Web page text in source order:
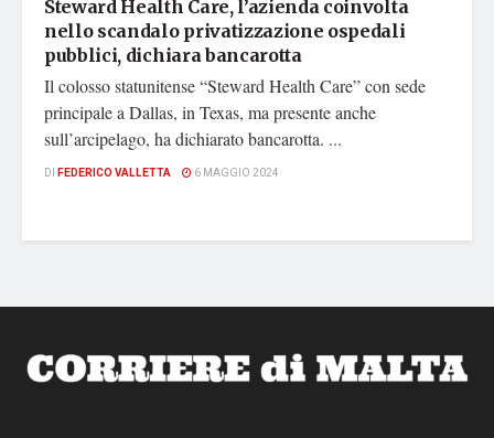
Steward Health Care, l’azienda coinvolta
nello scandalo privatizzazione ospedali
pubblici, dichiara bancarotta
Il colosso statunitense “Steward Health Care” con sede
principale a Dallas, in Texas, ma presente anche
sull’arcipelago, ha dichiarato bancarotta. ...
DI FEDERICO VALLETTA 6 MAGGIO 2024